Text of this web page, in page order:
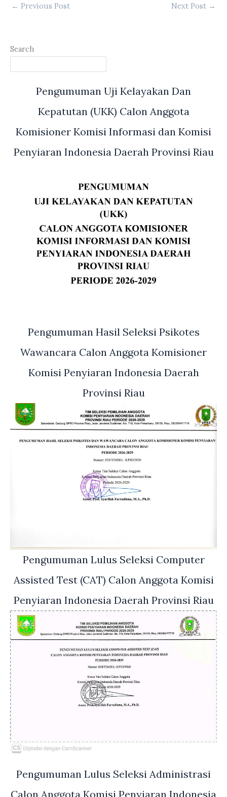
← Previous Post Next Post →
Search
Pengumuman Uji Kelayakan Dan
Kepatutan (UKK) Calon Anggota
Komisioner Komisi Informasi dan Komisi
Penyiaran Indonesia Daerah Provinsi Riau
Pengumuman Hasil Seleksi Psikotes
Wawancara Calon Anggota Komisioner
Komisi Penyiaran Indonesia Daerah
Provinsi Riau
Pengumuman Lulus Seleksi Computer
Assisted Test (CAT) Calon Anggota Komisi
Penyiaran Indonesia Daerah Provinsi Riau
Pengumuman Lulus Seleksi Administrasi
Calon Anggota Komisi Penyiaran Indonesia